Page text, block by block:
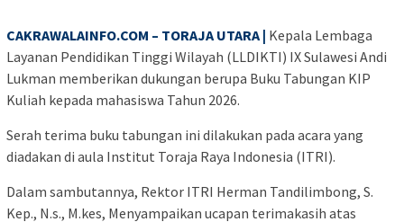
CAKRAWALAINFO.COM – TORAJA UTARA | Kepala Lembaga
Layanan Pendidikan Tinggi Wilayah (LLDIKTI) IX Sulawesi Andi
Lukman memberikan dukungan berupa Buku Tabungan KIP
Kuliah kepada mahasiswa Tahun 2026.
Serah terima buku tabungan ini dilakukan pada acara yang
diadakan di aula Institut Toraja Raya Indonesia (ITRI).
Dalam sambutannya, Rektor ITRI Herman Tandilimbong, S.
Kep., N.s., M.kes, Menyampaikan ucapan terimakasih atas